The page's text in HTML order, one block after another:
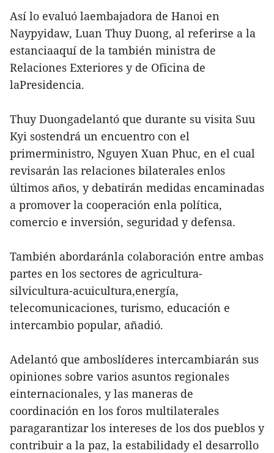
Así lo evaluó laembajadora de Hanoi en
Naypyidaw, Luan Thuy Duong, al referirse a la
estanciaaquí de la también ministra de
Relaciones Exteriores y de Oficina de
laPresidencia.
Thuy Duongadelantó que durante su visita Suu
Kyi sostendrá un encuentro con el
primerministro, Nguyen Xuan Phuc, en el cual
revisarán las relaciones bilaterales enlos
últimos años, y debatirán medidas encaminadas
a promover la cooperación enla política,
comercio e inversión, seguridad y defensa.
También abordaránla colaboración entre ambas
partes en los sectores de agricultura-
silvicultura-acuicultura,energía,
telecomunicaciones, turismo, educación e
intercambio popular, añadió.
Adelantó que amboslíderes intercambiarán sus
opiniones sobre varios asuntos regionales
einternacionales, y las maneras de
coordinación en los foros multilaterales
paragarantizar los intereses de los dos pueblos y
contribuir a la paz, la estabilidady el desarrollo